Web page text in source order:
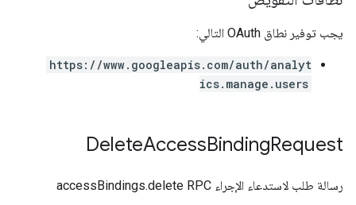
يجب توفير نطاق OAuth التالي:
https://www.googleapis.com/auth/analyt
ics.manage.users
DeleteAccessBindingRequest
رسالة طلب لاستدعاء الإجراء accessBindings.delete RPC